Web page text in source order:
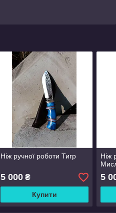
Ніж ручної роботи Тигр
5 000₴
Купити
Ніж
5